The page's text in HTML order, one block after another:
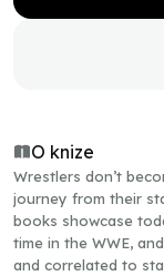
O knize
Wrestlers don’t
journey from their
books showcase
time in the WWE,
and correlated to